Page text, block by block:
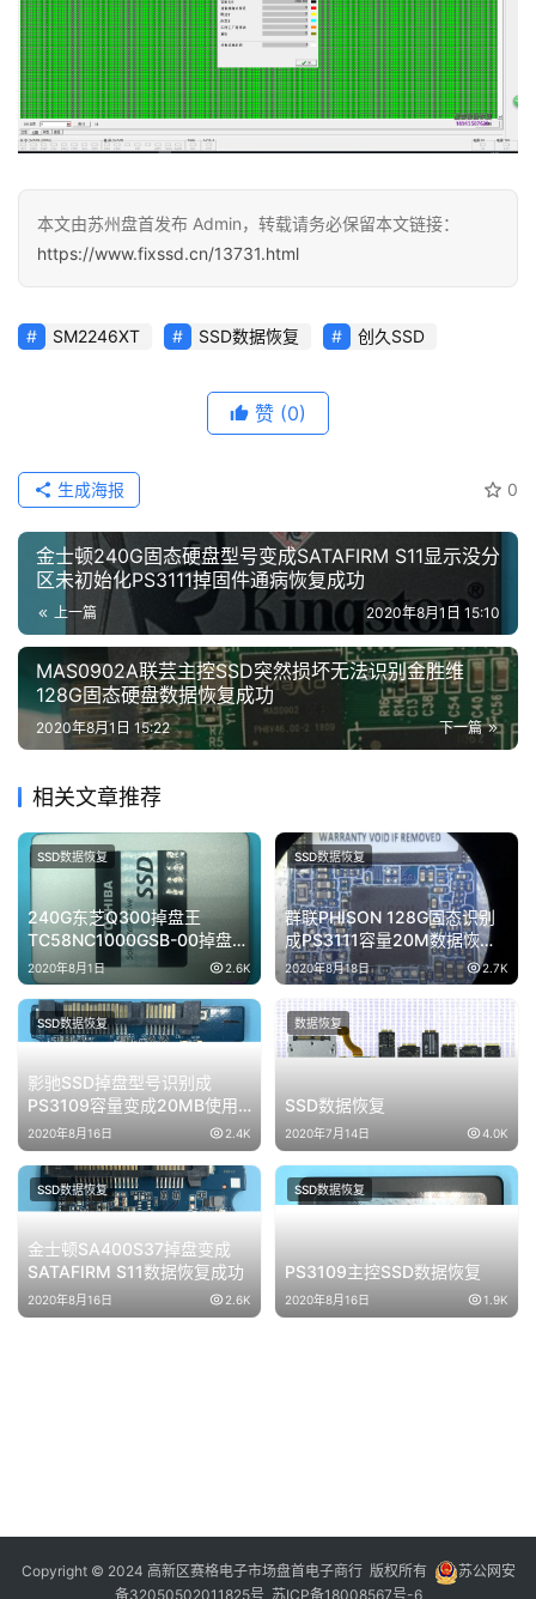
本文由苏州盘首发布 Admin，转载请务必保留本文链接：
https://www.fixssd.cn/13731.html
SM2246XT SSD数据恢复 创久SSD
赞 (0)
0
生成海报
金士顿240G固态硬盘型号变成SATAFIRM S11显示没分
区未初始化PS3111掉固件通病恢复成功
上一篇 2020年8月1日 15:10
MAS0902A联芸主控SSD突然损坏无法识别金胜维
128G固态硬盘数据恢复成功
下一篇
2020年8月1日 15:22
相关文章推荐
240G东芝Q300掉盘王
TC58NC1000GSB-00掉盘无
法识别SSD完美修复成功
2020年8月1日 2.6K
SSD数据恢复
群联PHISON 128G固态识别
成PS3111容量20M数据恢复
成功
2020年8月18日 2.7K
SSD数据恢复
影驰SSD掉盘型号识别成
PS3109容量变成20MB使用
PC3000 SSD成功恢复数据
2020年8月16日 2.4K
SSD数据恢复
SSD数据恢复
2020年7月14日 4.0K
数据恢复
金士顿SA400S37掉盘变成
SATAFIRM S11数据恢复成功
2020年8月16日 2.6K
SSD数据恢复
PS3109主控SSD数据恢复
2020年8月16日 1.9K
SSD数据恢复
Copyright © 2024 高新区赛格电子市场盘首电子商行 版权所有
苏公网安
备32050502011825号 苏ICP备18008567号-6